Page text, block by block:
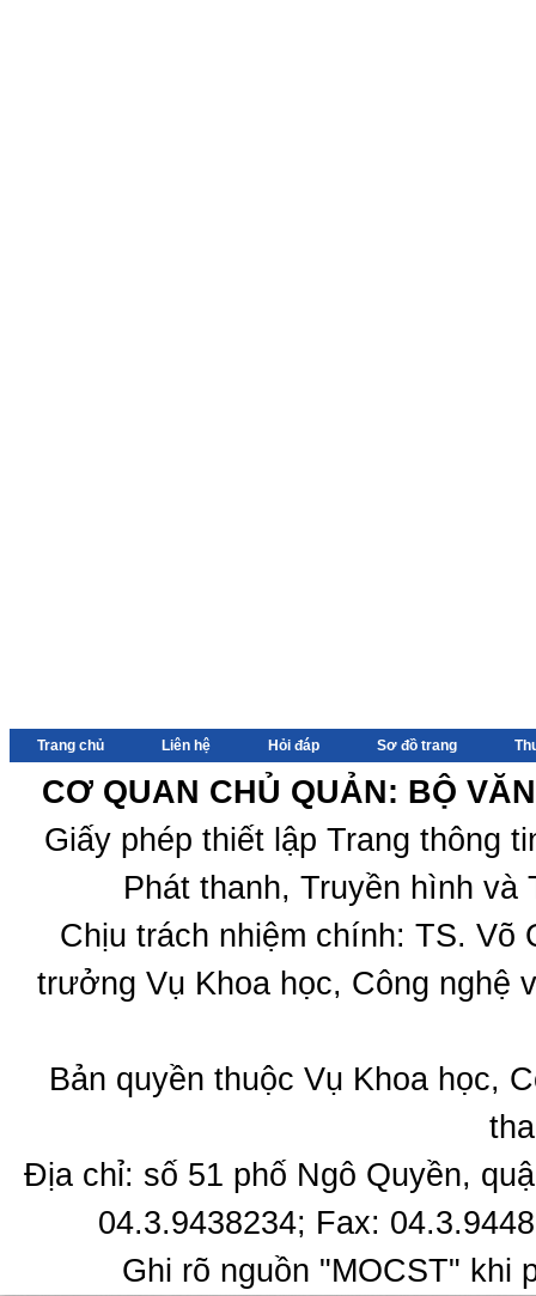
Trang chủ Liên hệ Hỏi đáp Sơ đồ trang
CƠ QUAN CHỦ QUẢN: BỘ
Giấy phép thiết lập Trang thông
Phát thanh, Truyền hình
Chịu trách nhiệm chính: TS.
trưởng Vụ Khoa học, Công nghệ
Bản quyền thuộc Vụ Khoa học,
Địa chỉ: số 51 phố Ngô Quyền,
04.3.9438234; Fax:
Ghi rõ nguồn "MOCST" khi